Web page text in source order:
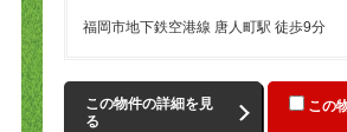
福岡市地下鉄空港線 唐人町駅 徒歩9分
この物件の詳細を見
る
この